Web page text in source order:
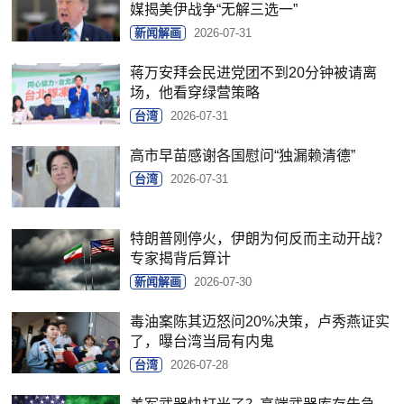
媒揭美伊战争“无解三选一”
新闻解画 2026-07-31
蒋万安拜会民进党团不到20分钟被请离
场，他看穿绿营策略
台湾 2026-07-31
高市早苗感谢各国慰问“独漏赖清德”
台湾 2026-07-31
特朗普刚停火，伊朗为何反而主动开战？
专家揭背后算计
新闻解画 2026-07-30
毒油案陈其迈怒问20%决策，卢秀燕证实
了，曝台湾当局有内鬼
台湾 2026-07-28